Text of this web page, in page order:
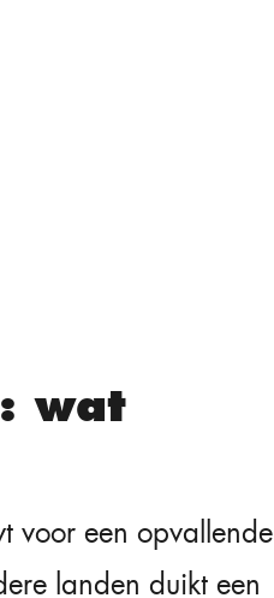
wat
voor een opvallende
landen duikt een